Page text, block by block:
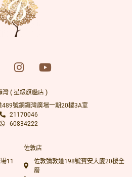
灣 ( 星級旗艦店 )
489號銅鑼灣廣場一期20樓3A室
21170046
60834222
11
佐敦店
佐敦彌敦道198號寶安大廈20樓全
層